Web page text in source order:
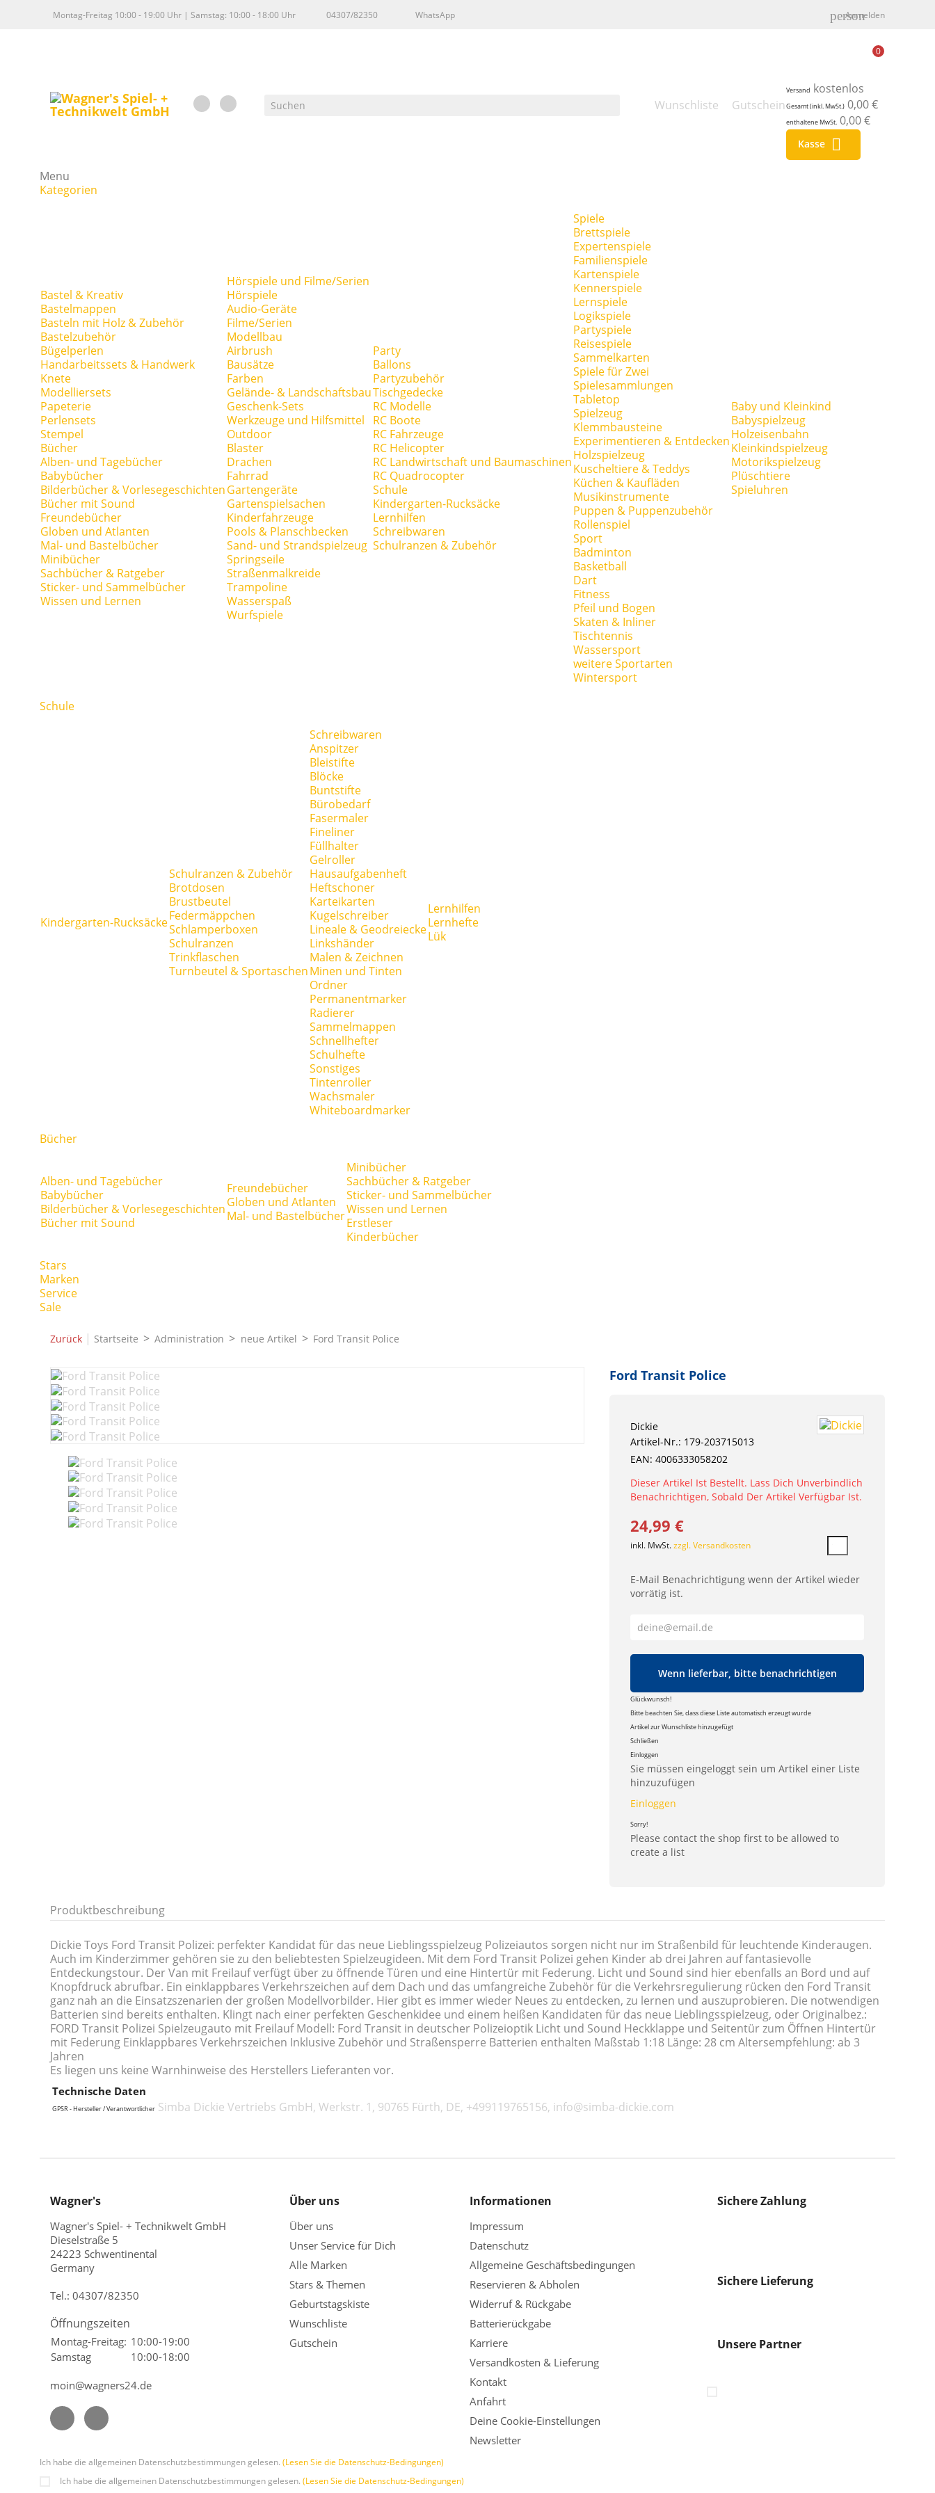
Montag-Freitag 10:00 - 19:00 Uhr | Samstag: 10:00 - 18:00 Uhr 04307/82350 WhatsApp person
Anmelden
Wunschliste Gutschein
0
Versand kostenlos
Gesamt (inkl. MwSt.) 0,00 €
enthaltene MwSt. 0,00 €
Kasse 
Menu
Kategorien
Bastel & Kreativ
Bastelmappen
Basteln mit Holz & Zubehör
Bastelzubehör
Bügelperlen
Handarbeitssets & Handwerk
Knete
Modelliersets
Papeterie
Perlensets
Stempel
Bücher
Alben- und Tagebücher
Babybücher
Bilderbücher & Vorlesegeschichten
Bücher mit Sound
Freundebücher
Globen und Atlanten
Mal- und Bastelbücher
Minibücher
Sachbücher & Ratgeber
Sticker- und Sammelbücher
Wissen und Lernen
Hörspiele und Filme/Serien
Hörspiele
Audio-Geräte
Filme/Serien
Modellbau
Airbrush
Bausätze
Farben
Gelände- & Landschaftsbau
Geschenk-Sets
Werkzeuge und Hilfsmittel
Outdoor
Blaster
Drachen
Fahrrad
Gartengeräte
Gartenspielsachen
Kinderfahrzeuge
Pools & Planschbecken
Sand- und Strandspielzeug
Springseile
Straßenmalkreide
Trampoline
Wasserspaß
Wurfspiele
Party
Ballons
Partyzubehör
Tischgedecke
RC Modelle
RC Boote
RC Fahrzeuge
RC Helicopter
RC Landwirtschaft und Baumaschinen
RC Quadrocopter
Schule
Kindergarten-Rucksäcke
Lernhilfen
Schreibwaren
Schulranzen & Zubehör
Spiele
Brettspiele
Expertenspiele
Familienspiele
Kartenspiele
Kennerspiele
Lernspiele
Logikspiele
Partyspiele
Reisespiele
Sammelkarten
Spiele für Zwei
Spielesammlungen
Tabletop
Spielzeug
Klemmbausteine
Experimentieren & Entdecken
Holzspielzeug
Kuscheltiere & Teddys
Küchen & Kaufläden
Musikinstrumente
Puppen & Puppenzubehör
Rollenspiel
Sport
Badminton
Basketball
Dart
Fitness
Pfeil und Bogen
Skaten & Inliner
Tischtennis
Wassersport
weitere Sportarten
Wintersport
Baby und Kleinkind
Babyspielzeug
Holzeisenbahn
Kleinkindspielzeug
Motorikspielzeug
Plüschtiere
Spieluhren
Schule
Kindergarten-Rucksäcke
Schulranzen & Zubehör
Brotdosen
Brustbeutel
Federmäppchen
Schlamperboxen
Schulranzen
Trinkflaschen
Turnbeutel & Sportaschen
Schreibwaren
Anspitzer
Bleistifte
Blöcke
Buntstifte
Bürobedarf
Fasermaler
Fineliner
Füllhalter
Gelroller
Hausaufgabenheft
Heftschoner
Karteikarten
Kugelschreiber
Lineale & Geodreiecke
Linkshänder
Malen & Zeichnen
Minen und Tinten
Ordner
Permanentmarker
Radierer
Sammelmappen
Schnellhefter
Schulhefte
Sonstiges
Tintenroller
Wachsmaler
Whiteboardmarker
Lernhilfen
Lernhefte
Lük
Bücher
Alben- und Tagebücher
Babybücher
Bilderbücher & Vorlesegeschichten
Bücher mit Sound
Freundebücher
Globen und Atlanten
Mal- und Bastelbücher
Minibücher
Sachbücher & Ratgeber
Sticker- und Sammelbücher
Wissen und Lernen
Erstleser
Kinderbücher
Stars
Marken
Service
Sale
Zurück | Startseite Administration neue Artikel Ford Transit Police
Ford Transit Police
Dickie
Artikel-Nr.: 179-203715013
EAN: 4006333058202
Dieser Artikel Ist Bestellt. Lass Dich Unverbindlich
Benachrichtigen, Sobald Der Artikel Verfügbar Ist.
24,99 €
inkl. MwSt.zzgl. Versandkosten
E-Mail Benachrichtigung wenn der Artikel wieder
vorrätig ist.
Wenn lieferbar, bitte benachrichtigen
Glückwunsch!
Bitte beachten Sie, dass diese Liste automatisch erzeugt wurde
Artikel zur Wunschliste hinzugefügt
Schließen
Einloggen
Sie müssen eingeloggt sein um Artikel einer Liste
hinzuzufügen
Einloggen
Sorry!
Please contact the shop first to be allowed to
create a list
Produktbeschreibung
Dickie Toys Ford Transit Polizei: perfekter Kandidat für das neue Lieblingsspielzeug Polizeiautos sorgen nicht nur im Straßenbild für leuchtende Kinderaugen.
Auch im Kinderzimmer gehören sie zu den beliebtesten Spielzeugideen. Mit dem Ford Transit Polizei gehen Kinder ab drei Jahren auf fantasievolle
Entdeckungstour. Der Van mit Freilauf verfügt über zu öffnende Türen und eine Hintertür mit Federung. Licht und Sound sind hier ebenfalls an Bord und auf
Knopfdruck abrufbar. Ein einklappbares Verkehrszeichen auf dem Dach und das umfangreiche Zubehör für die Verkehrsregulierung rücken den Ford Transit
ganz nah an die Einsatzszenarien der großen Modellvorbilder. Hier gibt es immer wieder Neues zu entdecken, zu lernen und auszuprobieren. Die notwendigen
Batterien sind bereits enthalten. Klingt nach einer perfekten Geschenkidee und einem heißen Kandidaten für das neue Lieblingsspielzeug, oder Originalbez.:
FORD Transit Polizei Spielzeugauto mit Freilauf Modell: Ford Transit in deutscher Polizeioptik Licht und Sound Heckklappe und Seitentür zum Öffnen Hintertür
mit Federung Einklappbares Verkehrszeichen Inklusive Zubehör und Straßensperre Batterien enthalten Maßstab 1:18 Länge: 28 cm Altersempfehlung: ab 3
Jahren
Es liegen uns keine Warnhinweise des Herstellers Lieferanten vor.
Technische Daten
GPSR - Hersteller / Verantwortlicher Simba Dickie Vertriebs GmbH, Werkstr. 1, 90765 Fürth, DE, +499119765156, info@simba-dickie.com
Wagner's
Wagner's Spiel- + Technikwelt GmbH
Dieselstraße 5
24223 Schwentinental
Germany
Tel.: 04307/82350
Öffnungszeiten
Montag-Freitag: 10:00-19:00
Samstag
10:00-18:00
moin@wagners24.de
Über uns
Über uns
Unser Service für Dich
Alle Marken
Stars & Themen
Geburtstagskiste
Wunschliste
Gutschein
Informationen
Impressum
Datenschutz
Allgemeine Geschäftsbedingungen
Reservieren & Abholen
Widerruf & Rückgabe
Batterierückgabe
Karriere
Versandkosten & Lieferung
Kontakt
Anfahrt
Deine Cookie-Einstellungen
Newsletter
Sichere Zahlung
Sichere Lieferung
Unsere Partner
Ich habe die allgemeinen Datenschutzbestimmungen gelesen. (Lesen Sie die Datenschutz-Bedingungen)
Ich habe die allgemeinen Datenschutzbestimmungen gelesen. (Lesen Sie die Datenschutz-Bedingungen)